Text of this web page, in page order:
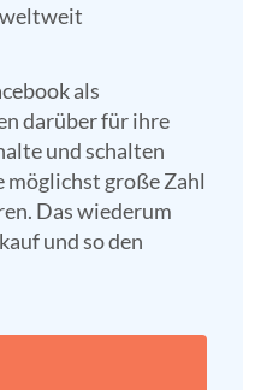
weltweit
als
darüber für ihre
und schalten
möglichst große Zahl
Das wiederum
und so den